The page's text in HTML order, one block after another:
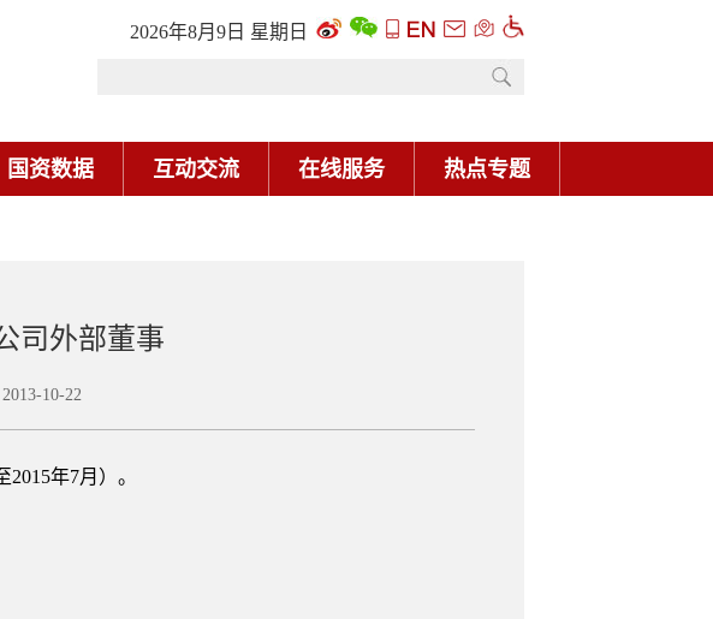
2026年8月9日 星期日
国资数据 互动交流 在线服务 热点专题
司外部董事
10-22
年7月）。